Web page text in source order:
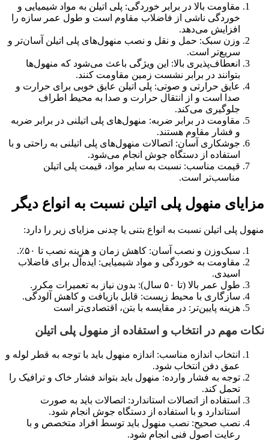
مقاومت بالا در برابر خوردگی: پلی اتیلن به مواد شیمیایی و
خوردگی ناشی از فاضلاب مقاوم است و طول عمر سازه را
افزایش می‌دهد.
وزن سبک: حمل و نقل و نصب منهول‌های پلی اتیلن آسان‌تر و
سریع‌تر است.
انعطاف‌پذیری بالا: این ویژگی باعث می‌شود که منهول‌ها
بتوانند در برابر نشست زمین مقاومت کنند.
عایق حرارتی و صوتی: پلی اتیلن عایق خوبی برای حرارت و
صدا است و از انتقال حرارت و صدا به محیط اطراف
جلوگیری می‌کند.
مقاومت در برابر ضربه: منهول‌های پلی اتیلنی در برابر ضربه
و فشار مقاوم هستند.
جوشکاری آسان: اتصالات منهول‌های پلی اتیلنی به راحتی و با
استفاده از دستگاه جوش انجام می‌شود.
قیمت مناسب: نسبت به سایر مواد، قیمت پلی اتیلن
مناسب‌تر است.
مزایای منهول پلی اتیلن نسبت به انواع دیگر
منهول پلی اتیلن نسبت به انواع بتنی یا چدنی مزایای زیر را دارد:
سبک‌وزن و نصب آسان: کاهش زمان و هزینه نصب تا ۵۰٪.
مقاومت به خوردگی و مواد شیمیایی: ایده‌آل برای فاضلاب
اسیدی.
طول عمر بالا (تا ۵۰ سال): بدون نیاز به تعمیرات مکرر.
سازگاری با محیط زیست: قابل بازیافت و کاهش آلودگی.
هزینه پایین‌تر: در مقایسه با بتن، اقتصادی‌تر است
نکات مهم در انتخاب و استفاده از منهول پلی اتیلن
انتخاب اندازه مناسب: اندازه منهول باید با توجه به قطر لوله و
عمق دفن انتخاب شود.
توجه به فشار وارده: منهول باید بتواند فشار خاک و ترافیک را
تحمل کند.
استفاده از اتصالات استاندارد: اتصالات باید به صورت
استاندارد و با استفاده از دستگاه جوش انجام شود.
نصب صحیح: نصب منهول باید توسط افراد متخصص و با
رعایت اصول فنی انجام شود.